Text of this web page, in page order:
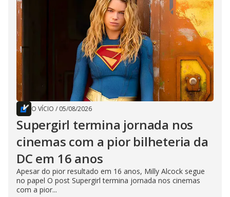
O VÍCIO / 05/08/2026
Supergirl termina jornada nos
cinemas com a pior bilheteria da
DC em 16 anos
Apesar do pior resultado em 16 anos, Milly Alcock segue
no papel O post Supergirl termina jornada nos cinemas
com a pior...